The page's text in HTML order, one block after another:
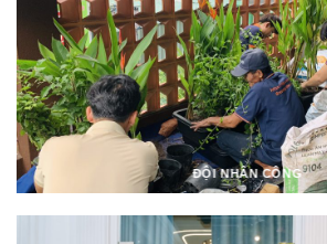
ĐỘI NGŨ LÁI XE
ĐỘI NHÂN CÔNG